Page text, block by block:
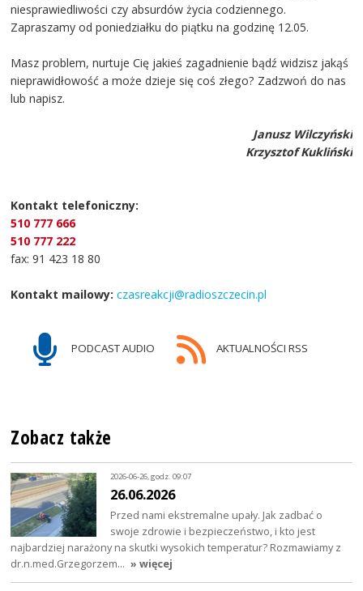
niesprawiedliwości czy absurdów życia codziennego.
Zapraszamy od poniedziałku do piątku na godzinę 12.05.
Masz problem, nurtuje Cię jakieś zagadnienie bądź widzisz jakąś
nieprawidłowość a może dzieje się coś złego? Zadzwoń do nas
lub napisz.
Janusz Wilczyński
Krzysztof Kukliński
Kontakt telefoniczny:
510 777 666
510 777 222
fax: 91 423 18 80
Kontakt mailowy: czasreakcji@radioszczecin.pl
PODCAST AUDIO AKTUALNOŚCI RSS
Zobacz także
2026-06-26, godz. 09:07
26.06.2026
Przed nami ekstremalne upały. Jak zadbać o
swoje zdrowie i bezpieczeństwo, i kto jest
najbardziej narażony na skutki wysokich temperatur? Rozmawiamy z
dr.n.med.Grzegorzem… » więcej